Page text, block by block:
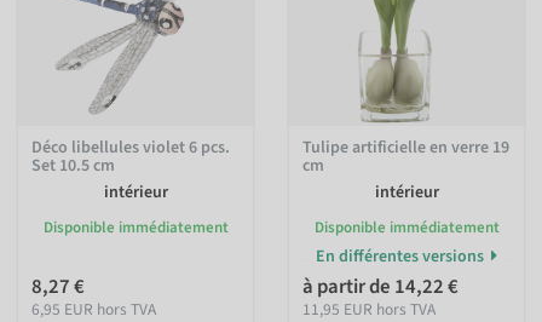
Déco libellules violet 6 pcs.
Set 10.5 cm
intérieur
Disponible immédiatement
8,27 €
6,95 EUR hors TVA
Tulipe artificielle en verre 19
cm
intérieur
Disponible immédiatement
En différentes versions
à partir de 14,22 €
11,95 EUR hors TVA